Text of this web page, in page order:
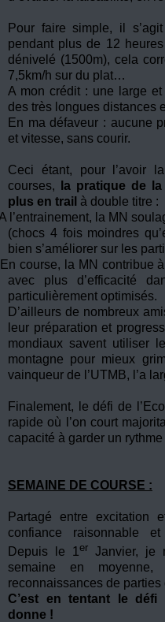
Pour faire simple, il
pendant plus de 12
dénivelé (1500m), cela
7,5km/h sur du plat…
A mon crédit : une large
des très longues distances
En ma défaveur : aucune
et vitesse, sans courir.
Ceci étant, pour l’avoir
courses,
la pratique de
plus en trail à double titre :
l’entrainement, la MN
(chocs 4 fois moindres
bien s’améliorer sur les
En course, la MN contribue
avec plus d’efficacité
particulièrement optimisés.
D’ailleurs de nombreux
leur préparation et
mondiaux savent utiliser
montagne pour mieux
vainqueur de l’UTMB, l’a
Finalement, le défi de
rapide où l’on court
capacité à garder un
SEMAINE DE COURSE :
Partagé entre excitation
confiance raisonnable et
Depuis le 1 er Janvier, je
semaine en
reconnaissances de
C’est en tentant le
donne !